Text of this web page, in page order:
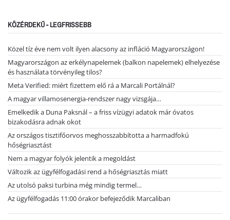
KÖZÉRDEKŰ - LEGFRISSEBB
Közel tíz éve nem volt ilyen alacsony az infláció Magyarországon!
Magyarországon az erkélynapelemek (balkon napelemek) elhelyezése
és használata törvényileg tilos?
Meta Verified: miért fizettem elő rá a Marcali Portálnál?
A magyar villamosenergia-rendszer nagy vizsgája…
Emelkedik a Duna Paksnál – a friss vízügyi adatok már óvatos
bizakodásra adnak okot
Az országos tisztifőorvos meghosszabbította a harmadfokú
hőségriasztást
Nem a magyar folyók jelentik a megoldást
Változik az ügyfélfogadási rend a hőségriasztás miatt
Az utolsó paksi turbina még mindig termel…
Az ügyfélfogadás 11:00 órakor befejeződik Marcaliban